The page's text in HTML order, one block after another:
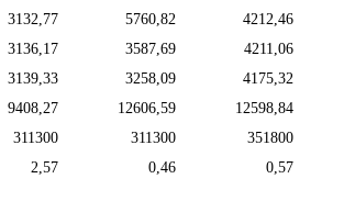
3132,77 5760,82 4212,46
3136,17 3587,69 4211,06
3139,33 3258,09 4175,32
9408,27 12606,59 12598,84
311300 311300 351800
2,57 0,46 0,57